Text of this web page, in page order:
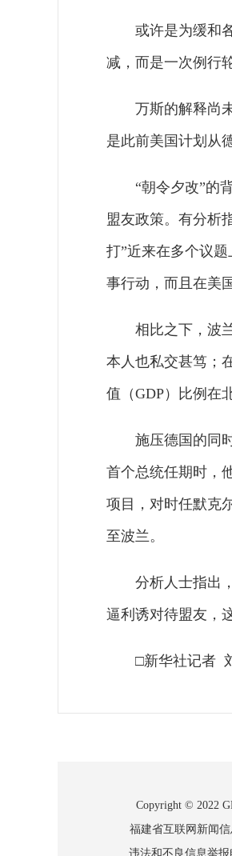
或许是为缓和
减，而是一次例行
万斯的解释尚
是此前美国计划从
“朝令夕改”的
盟友政策。有分析
打”近来在多个议
事行动，而且在美
相比之下，波
本人也私交甚笃；
值（GDP）比例在
施压德国的同
首个总统任期时，
项目，对时任默克
至波兰。
分析人士指出
逼利诱对待盟友，
□新华社记者
Copyright © 2022
福建省互联网新闻
违法和不良信息举报